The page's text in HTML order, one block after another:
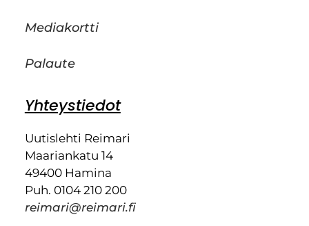
Mediakortti
Palaute
Yhteystiedot
Uutislehti Reimari
Maariankatu 14
49400 Hamina
Puh. 0104 210 200
reimari@reimari.fi